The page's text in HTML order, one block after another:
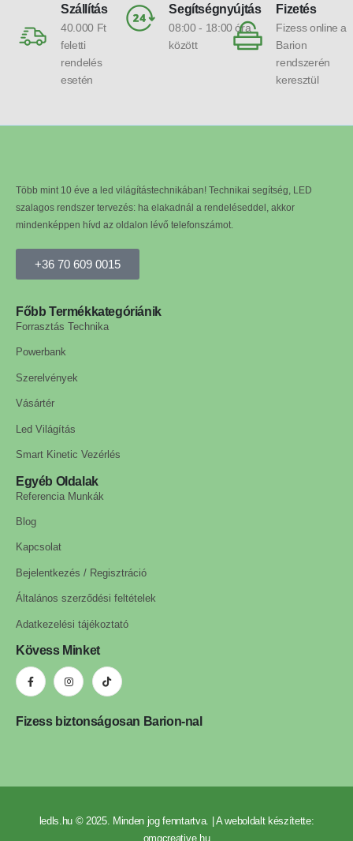
Szállítás
40.000 Ft
feletti
rendelés
esetén
Segítségnyújtás
08:00 - 18:00 óra
között
Fizetés
Fizess online a
Barion
rendszerén
keresztül
Több mint 10 éve a led világítástechnikában! Technikai segítség, LED
szalagos rendszer tervezés: ha elakadnál a rendeléseddel, akkor
mindenképpen hívd az oldalon lévő telefonszámot.
+36 70 609 0015
Főbb Termékkategóriánik
Forrasztás Technika
Powerbank
Szerelvények
Vásártér
Led Világítás
Smart Kinetic Vezérlés
Egyéb Oldalak
Referencia Munkák
Blog
Kapcsolat
Bejelentkezés / Regisztráció
Általános szerződési feltételek
Adatkezelési tájékoztató
Kövess Minket
Fizess biztonságosan Barion-nal
ledls.hu © 2025. Minden jog fenntartva. | A weboldalt készítette:
omgcreative.hu